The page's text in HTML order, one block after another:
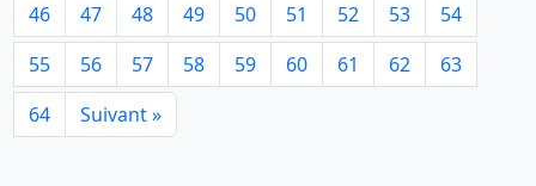
46
47 48 49 50 51 52 53
54
55
56 57 58 59 60 61 62
63
64
Suivant »